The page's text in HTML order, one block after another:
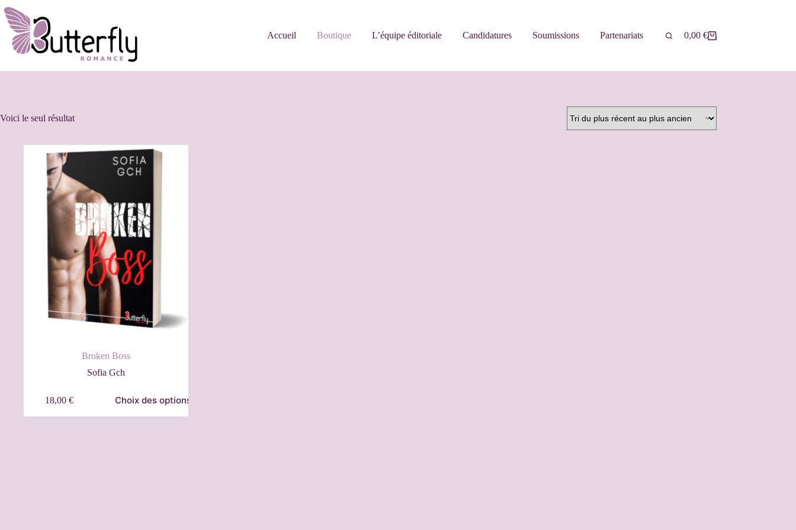
Accueil Boutique L’équipe éditoriale Candidatures Soumissions Partenariats 0,00 €
Voici le seul résultat
Broken Boss
Sofia Gch
18,00 € Choix des options